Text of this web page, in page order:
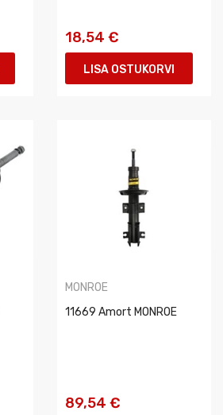
18,54 €
LISA OSTUKORVI
MONROE
11669 Amort MONROE
89,54 €